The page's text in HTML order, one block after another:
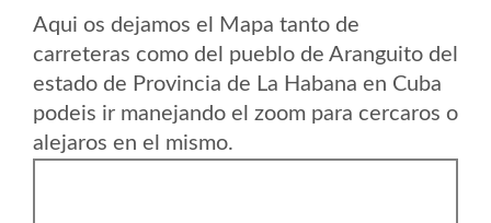
Aqui os dejamos el Mapa tanto de
carreteras como del pueblo de Aranguito del
estado de Provincia de La Habana en Cuba
podeis ir manejando el zoom para cercaros o
alejaros en el mismo.